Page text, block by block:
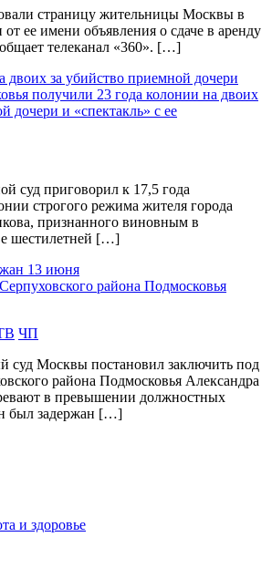
страницу жительницы Москвы в
от ее имени объявления о сдаче в аренду
телеканал «360». […]
получили 23 года колонии на двоих
дочери и «спектакль» с ее
суд приговорил к 17,5 года
строгого режима жителя города
признанного виновным в
шестилетней […]
района Подмосковья
ЧП
суд Москвы постановил заключить под
района Подмосковья Александра
в превышении должностных
был задержан […]
и здоровье